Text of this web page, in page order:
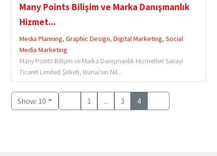
Many Points Bilişim ve Marka Danışmanlık
Hizmet...
Media Planning, Graphic Design, Digital Marketing, Social
Media Marketing
Many Points Bilişim ve Marka Danışmanlık Hizmetleri Sanayi
Ticaret Limited Şirketi, Bursa'nın Nil...
Show: 10 1 ... 3 4